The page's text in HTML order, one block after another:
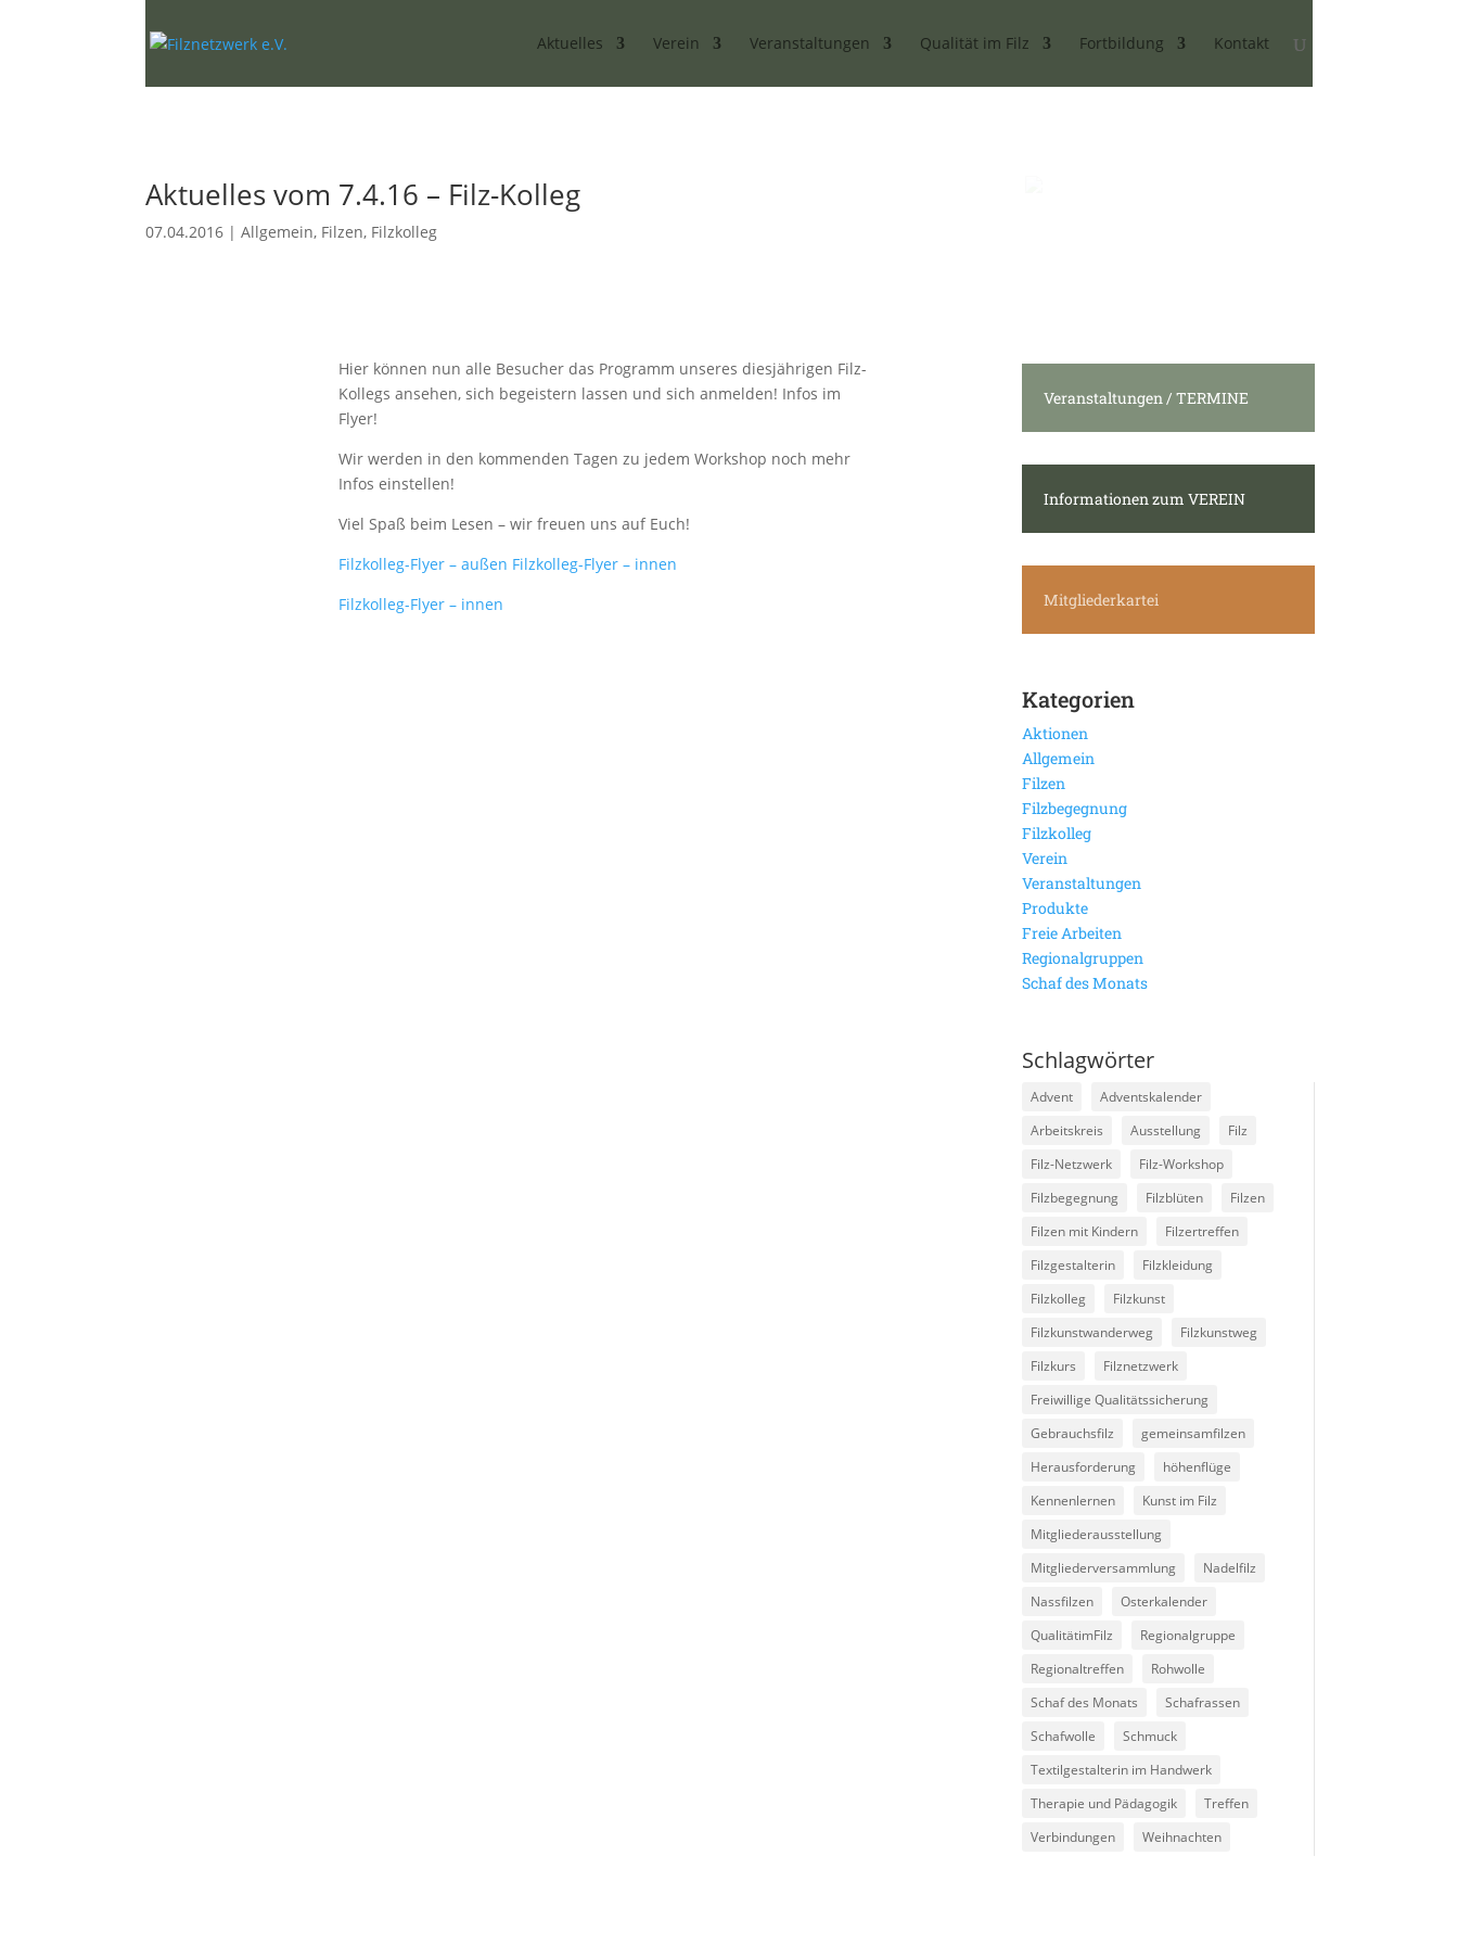
Aktuelles Verein Veranstaltungen Qualität im Filz Fortbildung Kontakt
Aktuelles vom 7.4.16 – Filz-Kolleg
07.04.2016 |Allgemein, Filzen, Filzkolleg
Hier können nun alle Besucher das Programm unseres diesjährigen Filz-
Kollegs ansehen, sich begeistern lassen und sich anmelden! Infos im
Flyer!
Wir werden in den kommenden Tagen zu jedem Workshop noch mehr
Infos einstellen!
Viel Spaß beim Lesen – wir freuen uns auf Euch!
Filzkolleg-Flyer – außen Filzkolleg-Flyer – innen
Filzkolleg-Flyer – innen
Veranstaltungen / TERMINE
Informationen zum VEREIN
Mitgliederkartei
Kategorien
Aktionen
Allgemein
Filzen
Filzbegegnung
Filzkolleg
Verein
Veranstaltungen
Produkte
Freie Arbeiten
Regionalgruppen
Schaf des Monats
Schlagwörter
Advent
Adventskalender
Arbeitskreis
Ausstellung
Filz
Filz-Netzwerk
Filz-Workshop
Filzbegegnung
Filzblüten
Filzen
Filzen mit Kindern
Filzertreffen
Filzgestalterin
Filzkleidung
Filzkolleg
Filzkunst
Filzkunstwanderweg
Filzkunstweg
Filzkurs
Filznetzwerk
Freiwillige Qualitätssicherung
Gebrauchsfilz
gemeinsamfilzen
Herausforderung
höhenflüge
Kennenlernen
Kunst im Filz
Mitgliederausstellung
Mitgliederversammlung
Nadelfilz
Nassfilzen
Osterkalender
QualitätimFilz
Regionalgruppe
Regionaltreffen
Rohwolle
Schaf des Monats
Schafrassen
Schafwolle
Schmuck
Textilgestalterin im Handwerk
Therapie und Pädagogik
Treffen
Verbindungen
Weihnachten